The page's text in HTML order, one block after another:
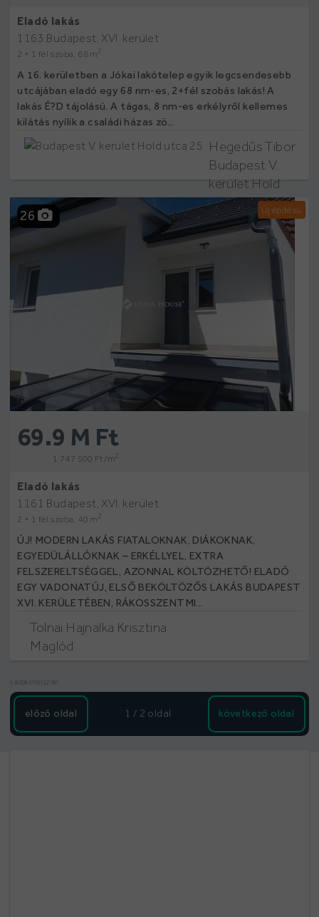
Eladó lakás
1163 Budapest, XVI. kerület
2 + 1 fél szoba, 68 m 2
A 16. kerületben a Jókai lakótelep egyik legcsendesebb
utcájában eladó egy 68 nm-es, 2+fél szobás lakás! A
lakás É?D tájolású. A tágas, 8 nm-es erkélyről kellemes
kilátás nyílik a családi házas zö...
Hegedűs Tibor
Budapest V.
kerület Hold
utca 25
26
69.9 M Ft
1 747 500 Ft /m2
Eladó lakás
1161 Budapest, XVI. kerület
2 + 1 fél szoba, 40 m 2
ÚJ! MODERN LAKÁS FIATALOKNAK, DIÁKOKNAK,
EGYEDÜLÁLLÓKNAK – ERKÉLLYEL, EXTRA
FELSZERELTSÉGGEL, AZONNAL KÖLTÖZHETŐ! ELADÓ
EGY VADONATÚJ, ELSŐ BEKÖLTÖZŐS LAKÁS BUDAPEST
XVI. KERÜLETÉBEN, RÁKOSSZENTMI...
Új építésű
Tolnai Hajnalka Krisztina
Maglód
0.80084705352783
előző oldal 1 / 2 oldal következő oldal